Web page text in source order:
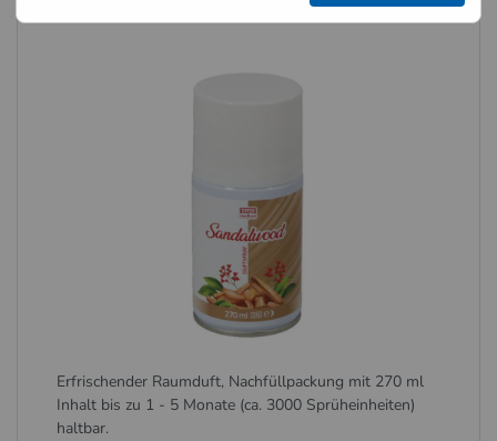
Art.-Nr.: 2758
Erfrischender Raumduft, Nachfüllpackung mit 270 ml
Inhalt bis zu 1 - 5 Monate (ca. 3000 Sprüheinheiten)
haltbar.